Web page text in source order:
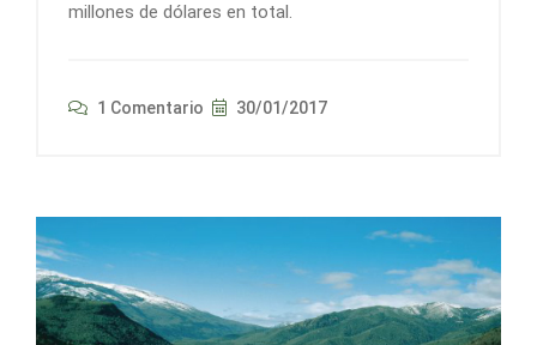
millones de dólares en total.
1 Comentario 30/01/2017